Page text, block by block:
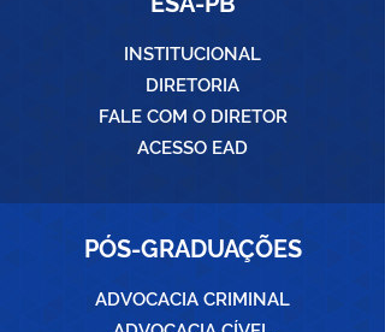
INSTITUCIONAL
DIRETORIA
FALE COM O DIRETOR
ACESSO EAD
PÓS-GRADUAÇÕES
ADVOCACIA CRIMINAL